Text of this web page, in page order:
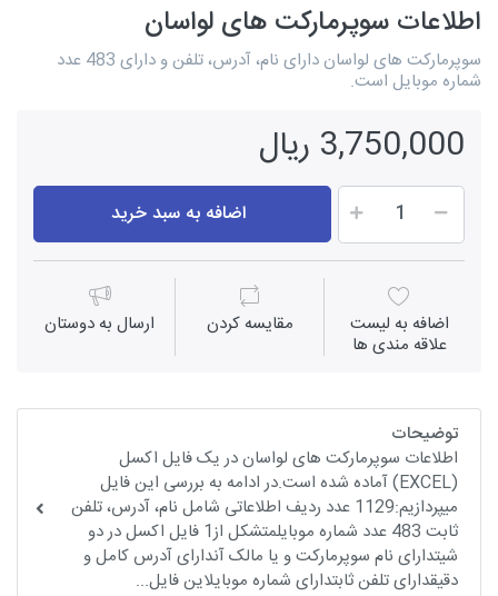
اطلاعات سوپرمارکت های لواسان
سوپرمارکت های لواسان دارای نام، آدرس، تلفن و دارای 483 عدد
شماره موبایل است.
3,750,000 ریال
اضافه به سبد خرید
اضافه به لیست
علاقه مندی ها
مقايسه كردن ارسال به دوستان
توضیحات
اطلاعات سوپرمارکت های لواسان در یک فایل اکسل
(EXCEL) آماده شده است.در ادامه به بررسی این فایل
میپردازیم:1129 عدد ردیف اطلاعاتی شامل نام، آدرس، تلفن
ثابت 483 عدد شماره موبایلمتشکل از1 فایل اکسل در دو
شیتدارای نام سوپرمارکت و یا مالک آندارای آدرس کامل و
دقیقدارای تلفن ثابتدارای شماره موبایلاین فایل...